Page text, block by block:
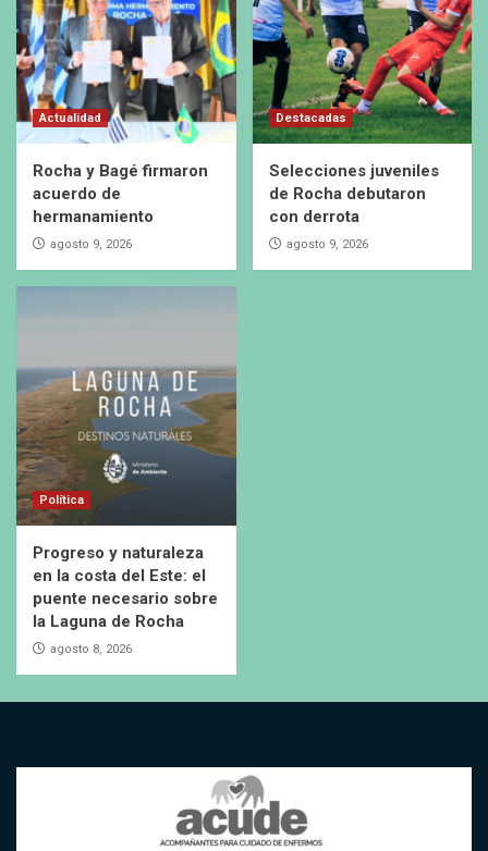
Actualidad
Rocha y Bagé firmaron
acuerdo de
hermanamiento
agosto 9, 2026
Destacadas
Selecciones juveniles
de Rocha debutaron
con derrota
agosto 9, 2026
Política
Progreso y naturaleza
en la costa del Este: el
puente necesario sobre
la Laguna de Rocha
agosto 8, 2026